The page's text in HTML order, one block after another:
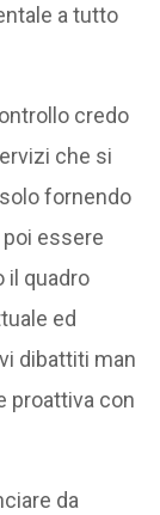
a tutto
credo
che si
fornendo
essere
il quadro
ed
dibattiti man
proattiva con
da